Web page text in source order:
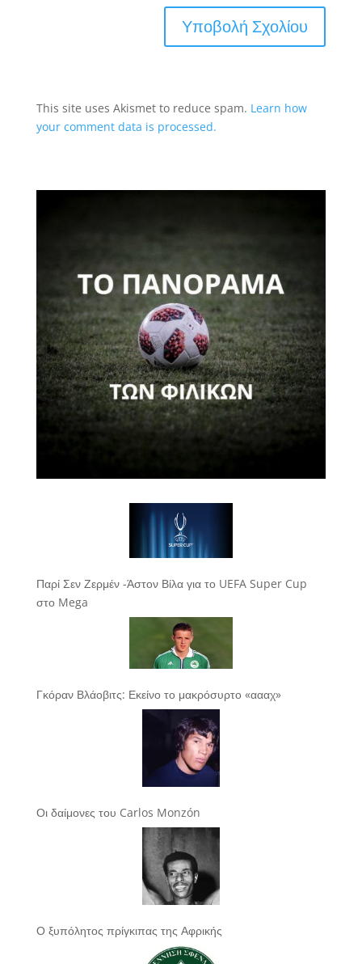
This site uses Akismet to reduce spam. Learn how
your comment data is processed.
Παρί Σεν Ζερμέν -Άστον Βίλα για το UEFA Super Cup
στο Mega
Γκόραν Βλάοβιτς: Εκείνο το μακρόσυρτο «αααχ»
Οι δαίμονες του Carlos Monzón
Ο ξυπόλητος πρίγκιπας της Αφρικής